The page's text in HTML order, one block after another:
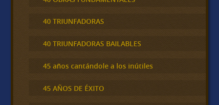
40 TRIUNFADORAS
40 TRIUNFADORAS BAILABLES
45 años cantándole a los inútiles
45 AÑOS DE ÉXITO